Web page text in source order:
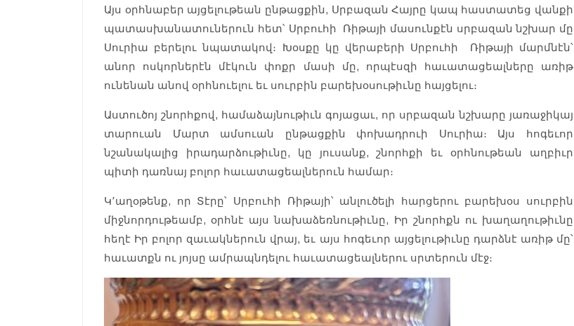
Այս օրհնաբեր այցելութեան ընթացքին, Սրբազան Հայրը կապ հաստատեց վանքի
պատասխանատուներուն հետ՝ Սրբուհի Ռիթայի մասունքէն սրբազան նշխար մը
Սուրիա բերելու նպատակով։ Խօսքը կը վերաբերի Սրբուհի Ռիթայի մարմնէն՝
անոր ոսկորներէն մէկուն փոքր մասի մը, որպէսզի հաւատացեալները առիթ
ունենան անով օրհնուելու եւ սուրբին բարեխօսութիւնը հայցելու։
Աստուծոյ շնորհքով, համաձայնութիւն գոյացաւ, որ սրբազան նշխարը յառաջիկայ
տարուան Մարտ ամսուան ընթացքին փոխադրուի Սուրիա։ Այս հոգեւոր
նշանակալից իրադարձութիւնը, կը յուսանք, շնորհքի եւ օրհնութեան աղբիւր
պիտի դառնայ բոլոր հաւատացեալներուն համար։
Կ՚աղօթենք, որ Տէրը՝ Սրբուհի Ռիթայի՝ անլուծելի հարցերու բարեխօս սուրբին
միջնորդութեամբ, օրհնէ այս նախաձեռնութիւնը, Իր շնորհքն ու խաղաղութիւնը
հեղէ Իր բոլոր զաւակներուն վրայ, եւ այս հոգեւոր այցելութիւնը դարձնէ առիթ մը՝
հաւատքն ու յոյսը ամրապնդելու հաւատացեալներու սրտերուն մէջ։